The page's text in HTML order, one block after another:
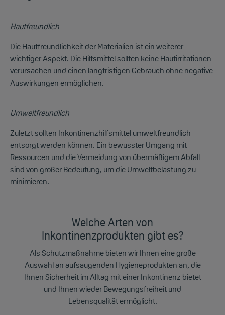
Hautfreundlich
Die Hautfreundlichkeit der Materialien ist ein weiterer
wichtiger Aspekt. Die Hilfsmittel sollten keine Hautirritationen
verursachen und einen langfristigen Gebrauch ohne negative
Auswirkungen ermöglichen.
Umweltfreundlich
Zuletzt sollten Inkontinenzhilfsmittel umweltfreundlich
entsorgt werden können. Ein bewusster Umgang mit
Ressourcen und die Vermeidung von übermäßigem Abfall
sind von großer Bedeutung, um die Umweltbelastung zu
minimieren.
Welche Arten von
Inkontinenzprodukten gibt es?
Als Schutzmaßnahme bieten wir Ihnen eine große
Auswahl an aufsaugenden Hygieneprodukten an, die
Ihnen Sicherheit im Alltag mit einer Inkontinenz bietet
und Ihnen wieder Bewegungsfreiheit und
Lebensqualität ermöglicht.